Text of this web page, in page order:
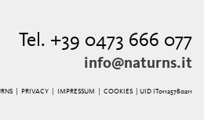
Tel. +39 0473 666 077
info@naturns.it
| PRIVACY| IMPRESSUM COOKIES | UID IT01125780211